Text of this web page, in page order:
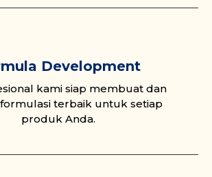
Development
kami siap membuat dan
terbaik untuk setiap
produk Anda.